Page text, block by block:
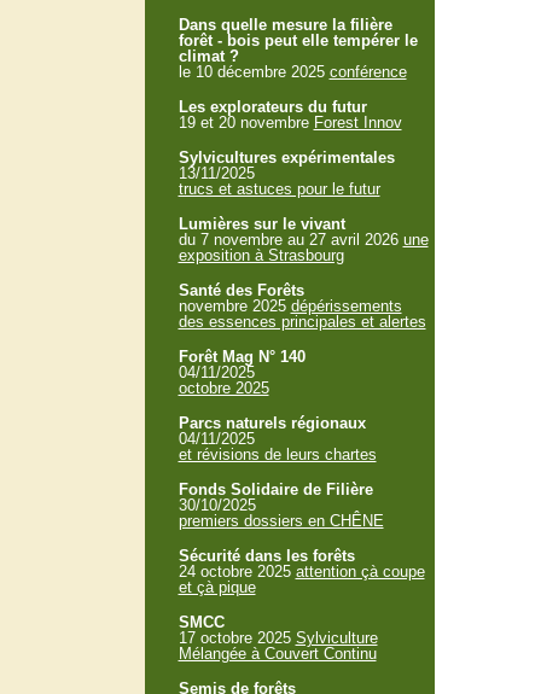
Dans quelle mesure la filière
forêt - bois peut elle tempérer le
climat ?
le 10 décembre 2025 conférence
Les explorateurs du futur
19 et 20 novembre Forest Innov
Sylvicultures expérimentales
13/11/2025
trucs et astuces pour le futur
Lumières sur le vivant
du 7 novembre au 27 avril 2026 une
exposition à Strasbourg
Santé des Forêts
novembre 2025 dépérissements
des essences principales et alertes
Forêt Mag N° 140
04/11/2025
octobre 2025
Parcs naturels régionaux
04/11/2025
et révisions de leurs chartes
Fonds Solidaire de Filière
30/10/2025
premiers dossiers en CHÊNE
Sécurité dans les forêts
24 octobre 2025 attention çà coupe
et çà pique
SMCC
17 octobre 2025 Sylviculture
Mélangée à Couvert Continu
Semis de forêts